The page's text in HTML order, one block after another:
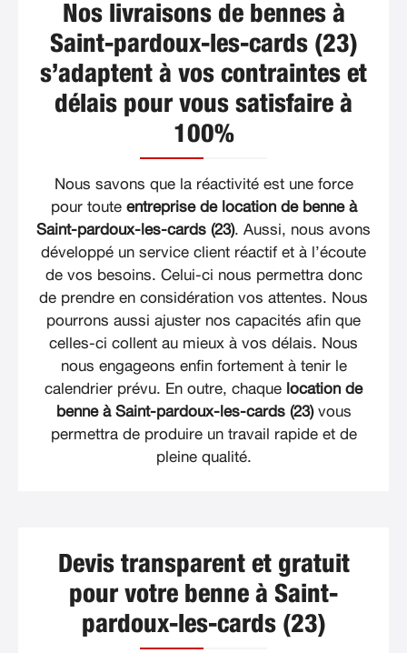
Nos livraisons de bennes à
Saint-pardoux-les-cards (23)
s’adaptent à vos contraintes et
délais pour vous satisfaire à
100%
Nous savons que la réactivité est une force
pour toute entreprise de location de benne à
Saint-pardoux-les-cards (23). Aussi, nous avons
développé un service client réactif et à l’écoute
de vos besoins. Celui-ci nous permettra donc
de prendre en considération vos attentes. Nous
pourrons aussi ajuster nos capacités afin que
celles-ci collent au mieux à vos délais. Nous
nous engageons enfin fortement à tenir le
calendrier prévu. En outre, chaque location de
benne à Saint-pardoux-les-cards (23)vous
permettra de produire un travail rapide et de
pleine qualité.
Devis transparent et gratuit
pour votre benne à Saint-
pardoux-les-cards (23)